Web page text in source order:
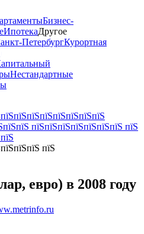
Бизнес-
ИпотекаДругое
ПетербургКурортная
Нестандартные
пїЅпїЅпїЅпїЅпїЅпїЅпїЅ пїЅ
пїЅ
евро) в 2008 году